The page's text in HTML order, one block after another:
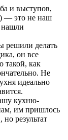
и выступов,
— это не наш
нашли
решили делать
он все
такой, как
Не
идеально
кухню-
им пришлось
результат